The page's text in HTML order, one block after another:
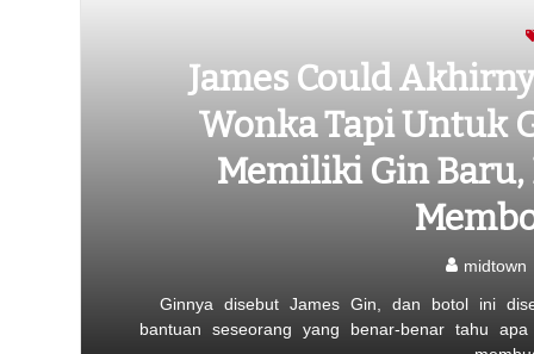
James Could
Wonka Tapi Untuk
Memiliki Gin
midtown
Ginnya disebut James Gin, dan botol ini
bantuan seseorang yang benar-benar tahu